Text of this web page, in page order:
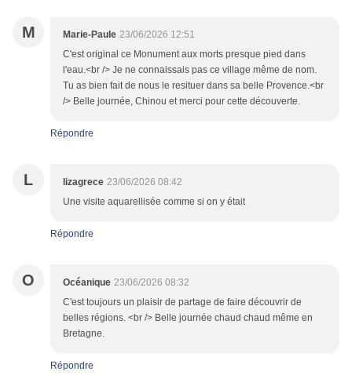
M Marie-Paule 23/06/2026 12:51
C'est original ce Monument aux morts presque pied dans
l'eau.<br /> Je ne connaissais pas ce village même de nom.
Tu as bien fait de nous le resituer dans sa belle Provence.<br
/> Belle journée, Chinou et merci pour cette découverte.
Répondre
L lizagrece 23/06/2026 08:42
Une visite aquarellisée comme si on y était
Répondre
O Océanique 23/06/2026 08:32
C'est toujours un plaisir de partage de faire découvrir de
belles régions. <br /> Belle journée chaud chaud même en
Bretagne.
Répondre